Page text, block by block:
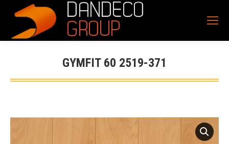
GYMFIT 60 2519-371